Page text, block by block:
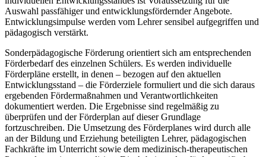
Auswahl passfähiger und entwicklungsfördernder Angebote.
Entwicklungsimpulse werden vom Lehrer sensibel aufgegriffen und
pädagogisch verstärkt.
Sonderpädagogische Förderung orientiert sich am entsprechenden
Förderbedarf des einzelnen Schülers. Es werden individuelle
Förderpläne erstellt, in denen – bezogen auf den aktuellen
Entwicklungsstand – die Förderziele formuliert und die sich daraus
ergebenden Fördermaßnahmen und Verantwortlichkeiten
dokumentiert werden. Die Ergebnisse sind regelmäßig zu
überprüfen und der Förderplan auf dieser Grundlage
fortzuschreiben. Die Umsetzung des Förderplanes wird durch alle
an der Bildung und Erziehung beteiligten Lehrer, pädagogischen
Fachkräfte im Unterricht sowie dem medizinisch-therapeutischen